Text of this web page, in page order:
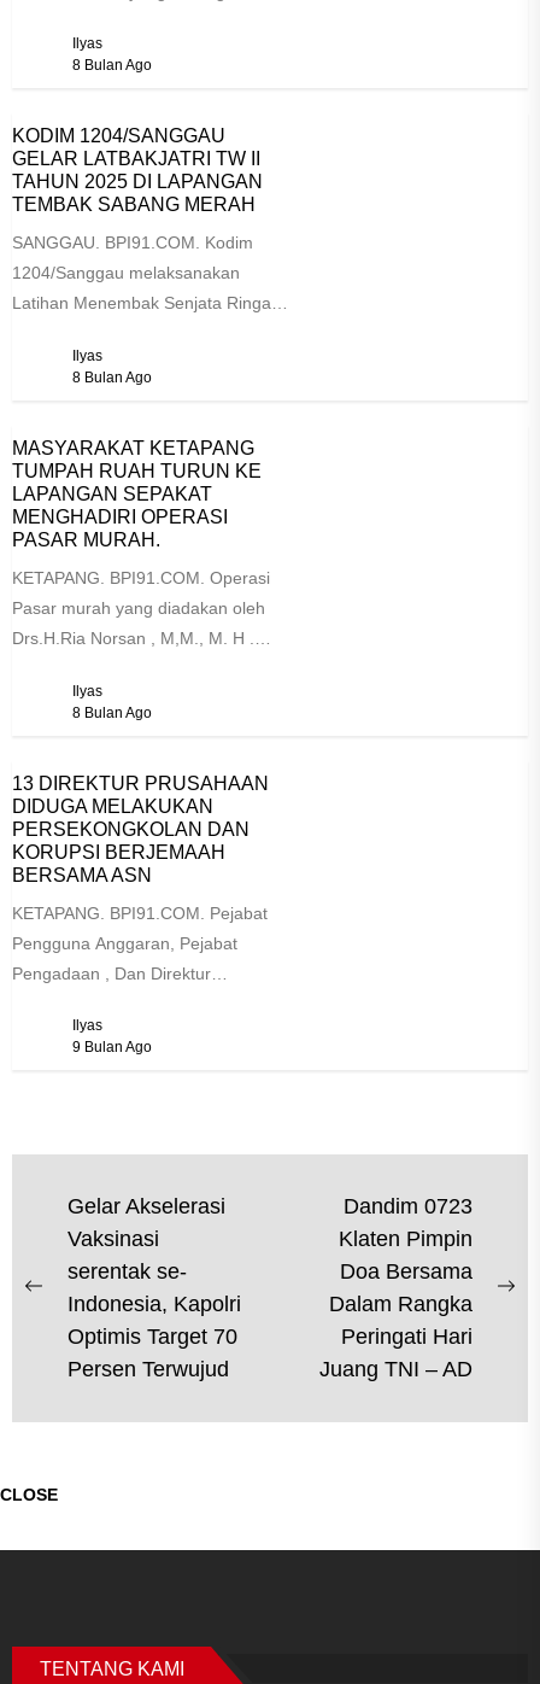
sepanjang 630 meter...
Ilyas
8 Bulan Ago
KODIM 1204/SANGGAU
GELAR LATBAKJATRI TW II
TAHUN 2025 DI LAPANGAN
TEMBAK SABANG MERAH ‎
‎SANGGAU. BPI91.COM. Kodim
1204/Sanggau melaksanakan
Latihan Menembak Senjata Ringan
pada Selasa (25/11/2025) pukul
Ilyas
8 Bulan Ago
MASYARAKAT KETAPANG
TUMPAH RUAH TURUN KE
LAPANGAN SEPAKAT
MENGHADIRI OPERASI
PASAR MURAH.
KETAPANG. BPI91.COM. Operasi
Pasar murah yang diadakan oleh
Drs.H.Ria Norsan , M,M., M. H .
Krisantus Kurniawan,...
Ilyas
8 Bulan Ago
13 DIREKTUR PRUSAHAAN
DIDUGA MELAKUKAN
PERSEKONGKOLAN DAN
KORUPSI BERJEMAAH
BERSAMA ASN
KETAPANG. BPI91.COM. Pejabat
Pengguna Anggaran, Pejabat
Pengadaan , Dan Direktur
Persekongkolan Dan Korupsi
Ilyas
9 Bulan Ago
NAVIGASI
POS
Previous
post:
Gelar Akselerasi
Vaksinasi
serentak se-
Indonesia, Kapolri
Optimis Target 70
Persen Terwujud
Dandim 0723
Klaten Pimpin
Doa Bersama
Dalam Rangka
Peringati Hari
Juang TNI – AD
CLOSE
TENTANG KAMI